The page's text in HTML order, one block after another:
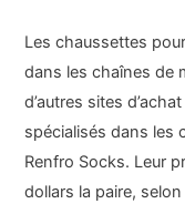
Les chaussettes
dans les chaînes de
d’autres sites
spécialisés dans les
Renfro Socks. Leur
dollars la paire,